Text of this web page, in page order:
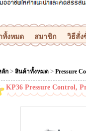
ทั้งหมด สมาชิก วิธีสั่
ก > สินค้าทั้งหมด > Pressure
KP36 Pressure Control,